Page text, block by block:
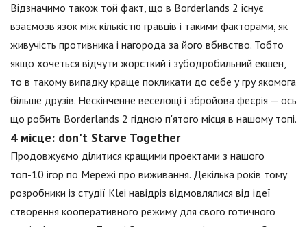
Відзначимо також той факт, що в Borderlands 2 існує
взаємозв'язок між кількістю гравців і такими факторами, як
живучість противника і нагорода за його вбивство. Тобто
якщо хочеться відчути жорсткий і зубодробильний екшен,
то в такому випадку краще покликати до себе у гру якомога
більше друзів. Нескінченне веселощі і збройова феєрія — ось
що робить Borderlands 2 гідною п'ятого місця в нашому топі.
4 місце: don't Starve Together
Продовжуємо ділитися кращими проектами з нашого
топ-10 ігор по Мережі про виживання. Декілька років тому
розробники із студії Klei навідріз відмовлялися від ідеї
створення кооперативного режиму для свого готичного